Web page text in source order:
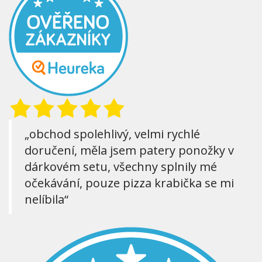
„obchod spolehlivý, velmi rychlé
doručení, měla jsem patery ponožky v
dárkovém setu, všechny splnily mé
očekávání, pouze pizza krabička se mi
nelíbila“